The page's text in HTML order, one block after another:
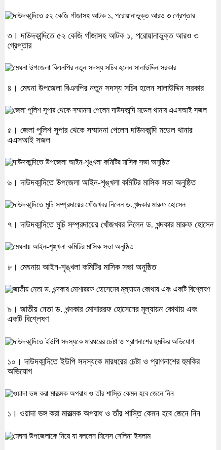
৩। দাউদকান্দিতে ৫২ কেজি গাঁজাসহ আটক ১, পরোয়ানাভুক্ত আরও ৩
গ্রেপ্তার
৪। মেঘনা উপজেলা বিএনপির নতুন সদস্য সচিব হলেন সালাউদ্দিন সরকার
৫। জেলা পুলিশ সুপার থেকে সম্মাননা পেলেন দাউদকান্দি মডেল থানার
এএসআই সজল
৬। দাউদকান্দিতে উপজেলা আইন-শৃঙ্খলা কমিটির মাসিক সভা অনুষ্ঠিত
৭। দাউদকান্দিতে মুচি সম্প্রদায়ের খোঁজখবর নিলেন ড. খন্দকার মারুফ হোসেন
৮। মেঘনায় আইন-শৃঙ্খলা কমিটির মাসিক সভা অনুষ্ঠিত
৯। জাতীয় নেতা ড. খন্দকার মোশাররফ হোসেনের মূল্যায়ন কোথায় এবং
একটি বিশ্লেষণ
১০। দাউদকান্দিতে ইউপি সদস্যকে মারধরের চেষ্টা ও প্রাণনাশের হুমকির
অভিযোগ
১। ওয়াদা ভঙ্গ করা মারাত্মক অপরাধ ও তাঁর শাস্তি কেমন হবে জেনে নিন